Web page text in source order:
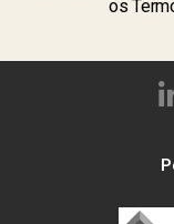
os